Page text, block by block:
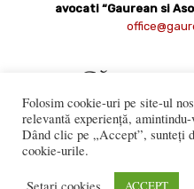
avocati “Gaurean si
numai cu acordul expres al
Folosim cookie-uri pe site-ul
relevantă experiență,
Dând clic pe „Accept”, sunteți
cookie-urile.
Setari cookies ACCEPT